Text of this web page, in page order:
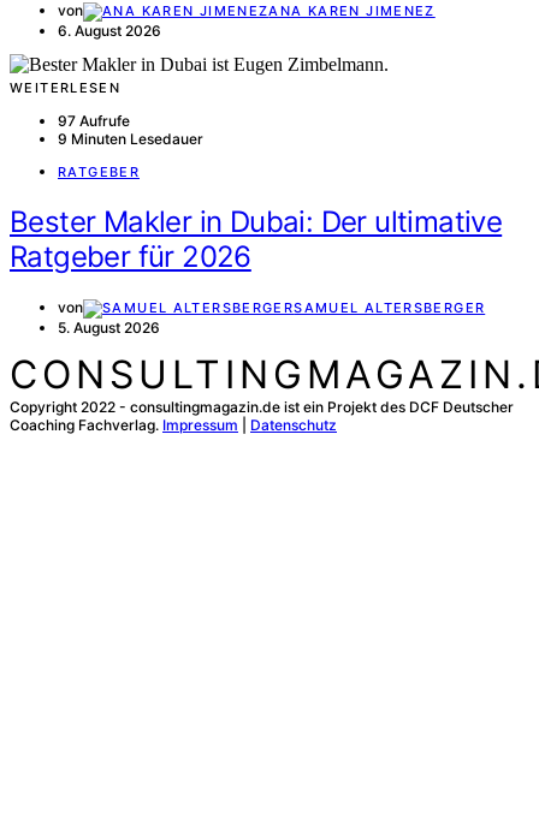
von ANA KAREN JIMENEZ
6. August 2026
WEITERLESEN
97 Aufrufe
9 Minuten Lesedauer
RATGEBER
Bester Makler in Dubai: Der ultimative
Ratgeber für 2026
von SAMUEL ALTERSBERGER
5. August 2026
Copyright 2022 - consultingmagazin.de ist ein Projekt des DCF Deutscher
Coaching Fachverlag. Impressum Datenschutz